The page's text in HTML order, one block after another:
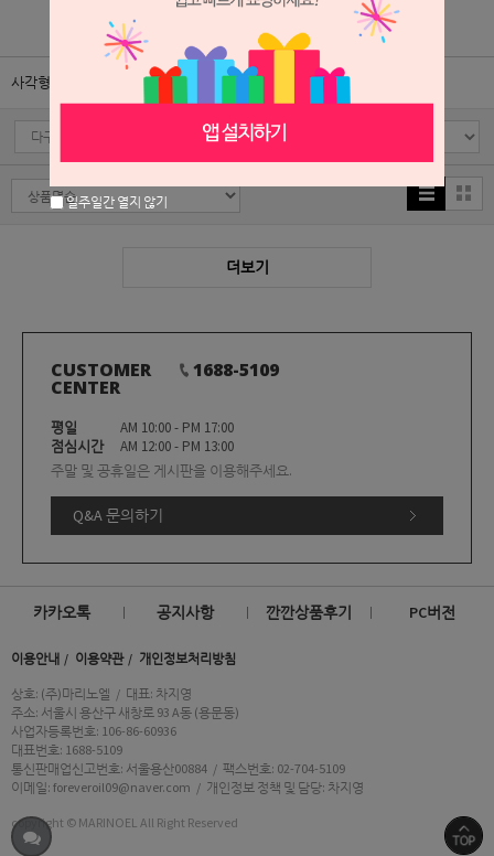
사각형몰드 원형몰드 꽃/문양/도형몰드
더보기
CUSTOMER
CENTER
1688-5109
평일
AM 10:00 - PM 17:00
점심시간
AM 12:00 - PM 13:00
주말 및 공휴일은 게시판을 이용해주세요.
Q&A 문의하기
카카오톡 공지사항 깐깐상품후기 PC버전
이용안내 이용약관 개인정보처리방침
상호: (주)마리노엘 / 대표: 차지영
주소: 서울시 용산구 새창로 93 A동 (용문동)
사업자등록번호: 106-86-60936
대표번호: 1688-5109
통신판매업신고번호: 서울용산00884 / 팩스번호: 02-704-5109
이메일: foreveroil09@naver.com / 개인정보 정책 및 담당: 차지영
copyright © MARINOEL All Right Reserved
일주일간 열지 않기